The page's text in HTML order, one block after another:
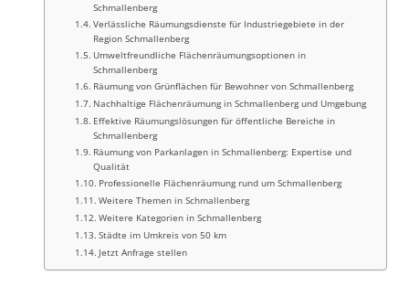
Schmallenberg
Verlässliche Räumungsdienste für Industriegebiete in der
Region Schmallenberg
Umweltfreundliche Flächenräumungsoptionen in
Schmallenberg
Räumung von Grünflächen für Bewohner von Schmallenberg
Nachhaltige Flächenräumung in Schmallenberg und Umgebung
Effektive Räumungslösungen für öffentliche Bereiche in
Schmallenberg
Räumung von Parkanlagen in Schmallenberg: Expertise und
Qualität
Professionelle Flächenräumung rund um Schmallenberg
Weitere Themen in Schmallenberg
Weitere Kategorien in Schmallenberg
Städte im Umkreis von 50 km
Jetzt Anfrage stellen